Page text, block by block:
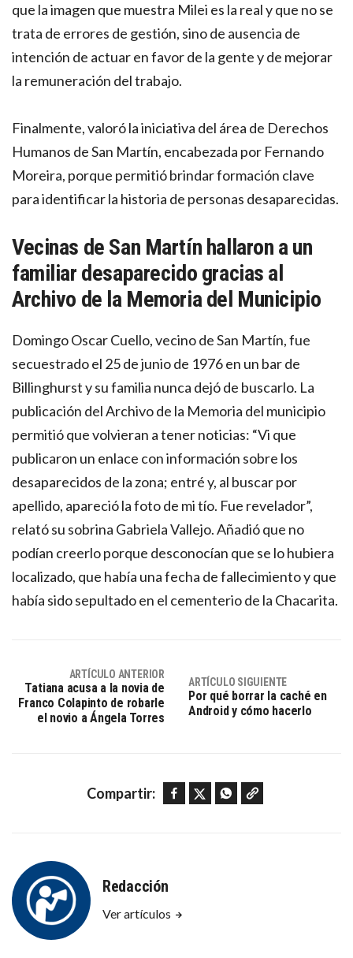
que la imagen que muestra Milei es la real y que no se
trata de errores de gestión, sino de ausencia de
intención de actuar en favor de la gente y de mejorar
la remuneración del trabajo.
Finalmente, valoró la iniciativa del área de Derechos
Humanos de San Martín, encabezada por Fernando
Moreira, porque permitió brindar formación clave
para identificar la historia de personas desaparecidas.
Vecinas de San Martín hallaron a un
familiar desaparecido gracias al
Archivo de la Memoria del Municipio
Domingo Oscar Cuello, vecino de San Martín, fue
secuestrado el 25 de junio de 1976 en un bar de
Billinghurst y su familia nunca dejó de buscarlo. La
publicación del Archivo de la Memoria del municipio
permitió que volvieran a tener noticias: “Vi que
publicaron un enlace con información sobre los
desaparecidos de la zona; entré y, al buscar por
apellido, apareció la foto de mi tío. Fue revelador”,
relató su sobrina Gabriela Vallejo. Añadió que no
podían creerlo porque desconocían que se lo hubiera
localizado, que había una fecha de fallecimiento y que
había sido sepultado en el cementerio de la Chacarita.
ARTÍCULO ANTERIOR
Tatiana acusa a la novia de
Franco Colapinto de robarle
el novio a Ángela Torres
ARTÍCULO SIGUIENTE
Por qué borrar la caché en
Android y cómo hacerlo
Compartir: Facebook Twitter WhatsApp Copy link
Redacción
Ver artículos